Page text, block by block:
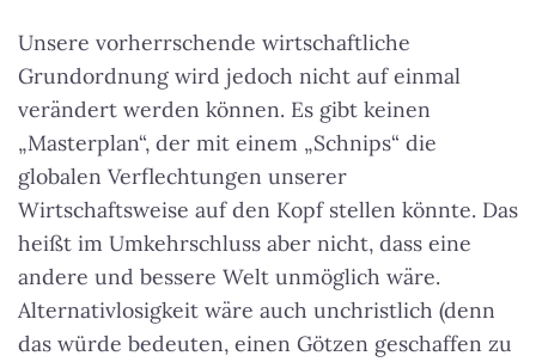
Unsere vorherrschende wirtschaftliche
Grundordnung wird jedoch nicht auf einmal
verändert werden können. Es gibt keinen
„Masterplan“, der mit einem „Schnips“ die
globalen Verflechtungen unserer
Wirtschaftsweise auf den Kopf stellen könnte. Das
heißt im Umkehrschluss aber nicht, dass eine
andere und bessere Welt unmöglich wäre.
Alternativlosigkeit wäre auch unchristlich (denn
das würde bedeuten, einen Götzen geschaffen zu